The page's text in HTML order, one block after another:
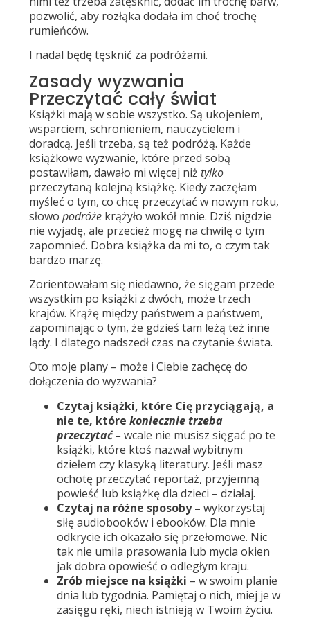
pozwolić, aby rozłąka dodała im choć trochę
rumieńców.
I nadal będę tęsknić za podróżami.
Zasady wyzwania
Przeczytać cały świat
Książki mają w sobie wszystko. Są ukojeniem,
wsparciem, schronieniem, nauczycielem i
doradcą. Jeśli trzeba, są też podróżą. Każde
książkowe wyzwanie, które przed sobą
postawiłam, dawało mi więcej niż tylko
przeczytaną kolejną książkę. Kiedy zaczęłam
myśleć o tym, co chcę przeczytać w nowym roku,
słowopodróże krążyło wokół mnie. Dziś nigdzie
nie wyjadę, ale przecież mogę na chwilę o tym
zapomnieć. Dobra książka da mi to, o czym tak
bardzo marzę.
Zorientowałam się niedawno, że sięgam przede
wszystkim po książki z dwóch, może trzech
krajów. Krążę między państwem a państwem,
zapominając o tym, że gdzieś tam leżą też inne
lądy. I dlatego nadszedł czas na czytanie świata.
Oto moje plany – może i Ciebie zachęcę do
dołączenia do wyzwania?
Czytaj książki, które Cię przyciągają, a
nie te, którekoniecznie trzeba
przeczytać –wcale nie musisz sięgać po te
książki, które ktoś nazwał wybitnym
dziełem czy klasyką literatury. Jeśli masz
ochotę przeczytać reportaż, przyjemną
powieść lub książkę dla dzieci – działaj.
Czytaj na różne sposoby –wykorzystaj
siłę audiobooków i ebooków. Dla mnie
odkrycie ich okazało się przełomowe. Nic
tak nie umila prasowania lub mycia okien
jak dobra opowieść o odległym kraju.
Zrób miejsce na książki – w swoim planie
dnia lub tygodnia. Pamiętaj o nich, miej je w
zasięgu ręki, niech istnieją w Twoim życiu.